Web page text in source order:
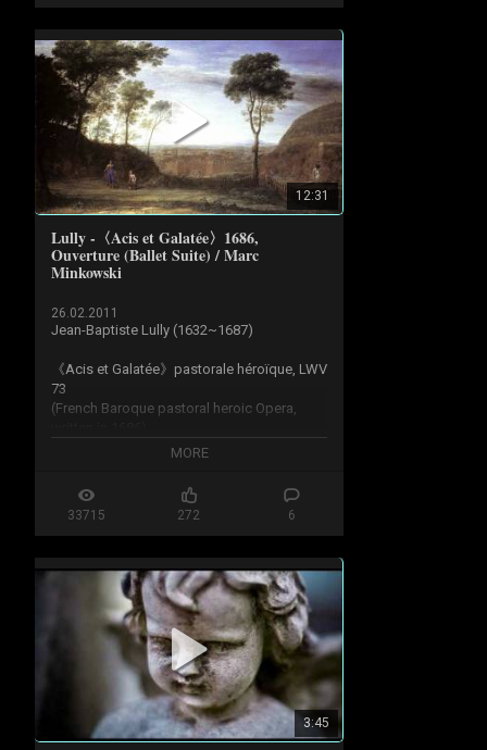
12:31
Lully -〈Acis et Galatée〉1686,
Ouverture (Ballet Suite) / Marc
Minkowski
26.02.2011
Jean-Baptiste Lully (1632~1687)
《Acis et Galatée》pastorale héroïque, LWV
73
(French Baroque pastoral heroic Opera,
(2) Prologue: Menuet (Première Entrée) -
03:00
(3) Prologue: 1ère et 2ème Airs - 03:34
(5) Prologue: 3ème Air - 05:20
(6) Prologue: Menuet - 07:19
(7) Acte 1: Premier Air - 07:50
(8) Acte 2: Second Air - 09:40
(9) Acte 1: Deuxième Air - 10:35
(10) Acte 1: Entracte (Air) - 11:28
Les Musiciens du Louvre
MORE
33715 272 6
3:45